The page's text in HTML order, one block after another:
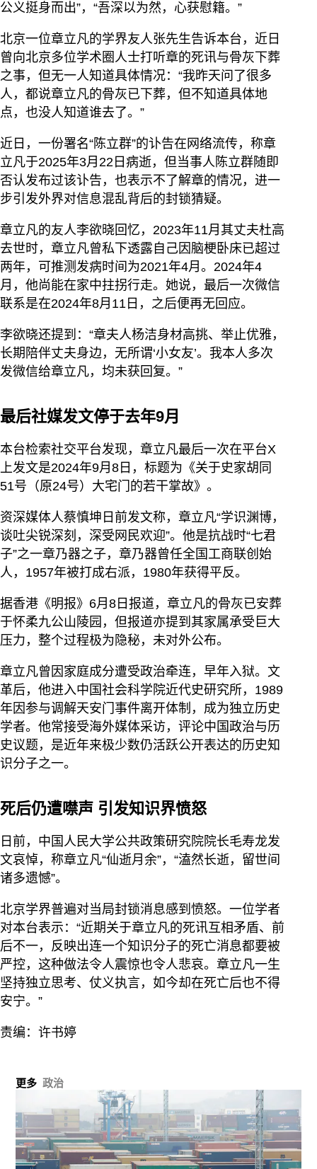
公义挺身而出”，“吾深以为然，心获慰籍。”
北京一位章立凡的学界友人张先生告诉本台，近日
曾向北京多位学术圈人士打听章的死讯与骨灰下葬
之事，但无一人知道具体情况：“我昨天问了很多
人，都说章立凡的骨灰已下葬，但不知道具体地
点，也没人知道谁去了。”
近日，一份署名“陈立群”的讣告在网络流传，称章
立凡于2025年3月22日病逝，但当事人陈立群随即
否认发布过该讣告，也表示不了解章的情况，进一
步引发外界对信息混乱背后的封锁猜疑。
章立凡的友人李欲晓回忆，2023年11月其丈夫杜高
去世时，章立凡曾私下透露自己因脑梗卧床已超过
两年，可推测发病时间为2021年4月。2024年4
月，他尚能在家中拄拐行走。她说，最后一次微信
联系是在2024年8月11日，之后便再无回应。
李欲晓还提到：“章夫人杨洁身材高挑、举止优雅，
长期陪伴丈夫身边，无所谓‘小女友’。我本人多次
发微信给章立凡，均未获回复。”
最后社媒发文停于去年9月
本台检索社交平台发现，章立凡最后一次在平台X
上发文是2024年9月8日，标题为《关于史家胡同
51号（原24号）大宅门的若干掌故》。
资深媒体人蔡慎坤日前发文称，章立凡“学识渊博，
谈吐尖锐深刻，深受网民欢迎”。他是抗战时“七君
子”之一章乃器之子，章乃器曾任全国工商联创始
人，1957年被打成右派，1980年获得平反。
据香港《明报》6月8日报道，章立凡的骨灰已安葬
于怀柔九公山陵园，但报道亦提到其家属承受巨大
压力，整个过程极为隐秘，未对外公布。
章立凡曾因家庭成分遭受政治牵连，早年入狱。文
革后，他进入中国社会科学院近代史研究所，1989
年因参与调解天安门事件离开体制，成为独立历史
学者。他常接受海外媒体采访，评论中国政治与历
史议题，是近年来极少数仍活跃公开表达的历史知
识分子之一。
死后仍遭噤声 引发知识界愤怒
日前，中国人民大学公共政策研究院院长毛寿龙发
文哀悼，称章立凡“仙逝月余”，“溘然长逝，留世间
诸多遗憾”。
北京学界普遍对当局封锁消息感到愤怒。一位学者
对本台表示：“近期关于章立凡的死讯互相矛盾、前
后不一，反映出连一个知识分子的死亡消息都要被
严控，这种做法令人震惊也令人悲哀。章立凡一生
坚持独立思考、仗义执言，如今却在死亡后也不得
安宁。”
责编：许书婷
更多 政治